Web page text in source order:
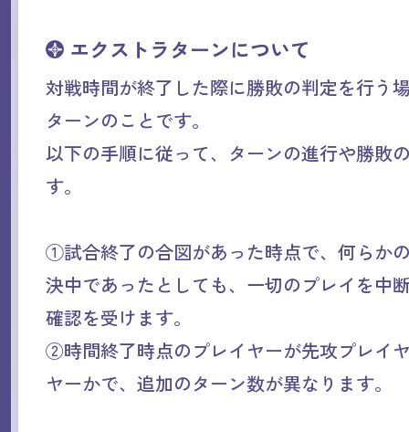
エクストラターンについて
対戦時間が終了した際に勝敗の判定を行う
ターンのことです。
以下の手順に従って、ターンの進行や勝敗
す。
①試合終了の合図があった時点で、何らか
決中であったとしても、一切のプレイを中
確認を受けます。
②時間終了時点のプレイヤーが先攻プレイ
ヤーかで、追加のターン数が異なります。